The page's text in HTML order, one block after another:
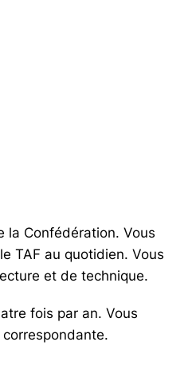
la Confédération. Vous
TAF au quotidien. Vous
et de technique.
fois par an. Vous